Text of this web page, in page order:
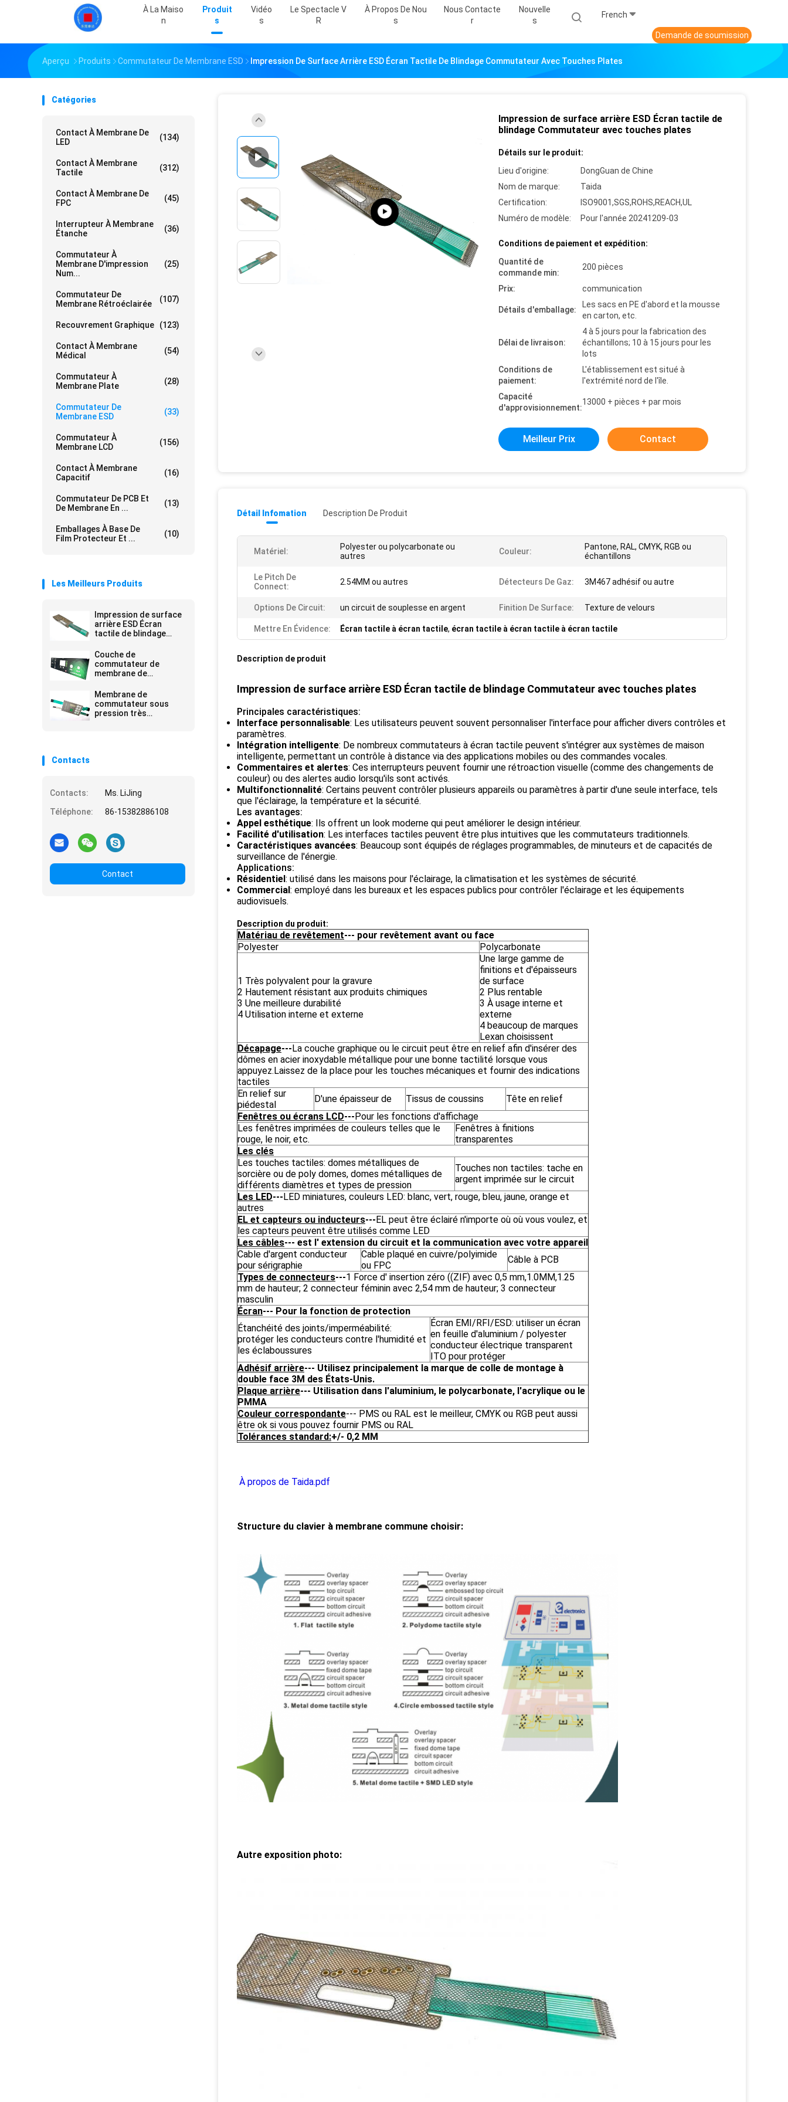
À La Maiso
N
Produit
S
Vidéo
S
Le Spectacle V
R
À Propos De Nou
S
Nous Contacte
R
Nouvelle
S
French
Demande de soumission
Aperçu Produits Commutateur De Membrane ESD Impression De Surface Arrière ESD Écran Tactile De Blindage Commutateur Avec Touches Plates
Catégories
Contact À Membrane De
LED
(134)
Contact À Membrane
Tactile
(312)
Contact À Membrane De
FPC
(45)
Interrupteur À Membrane
Étanche
(36)
Commutateur À
Membrane D'impression
Num...
(25)
Commutateur De
Membrane Rétroéclairée
(107)
Recouvrement Graphique (123)
Contact À Membrane
Médical
(54)
Commutateur À
Membrane Plate
(28)
Commutateur De
Membrane ESD
(33)
Commutateur À
Membrane LCD
(156)
Contact À Membrane
Capacitif
(16)
Commutateur De PCB Et
De Membrane En ...
(13)
Emballages À Base De
Film Protecteur Et ...
(10)
Les Meilleurs Produits
Impression de surface
arrière ESD Écran
tactile de blindage
touches plates
Couche de
commutateur de
membrane de
l'électricité statique en
PET pour clavier
d'ordinateur
Membrane de
commutateur sous
pression très
Contacts
Contacts:
Ms. LiJing
Téléphone:
86-15382886108
Contact
Impression de surface arrière ESD Écran tactile de
blindage Commutateur avec touches plates
Détails sur le produit:
Lieu d'origine:
DongGuan de Chine
Nom de marque:
Taida
Certification:
ISO9001,SGS,ROHS,REACH,UL
Numéro de modèle:
Pour l'année 20241209-03
Conditions de paiement et expédition:
Quantité de
commande min:
200 pièces
Prix: communication
Détails d'emballage:
Les sacs en PE d'abord et la mousse
en carton, etc.
Délai de livraison:
4 à 5 jours pour la fabrication des
échantillons; 10 à 15 jours pour les
lots
Conditions de
paiement:
L'établissement est situé à
l'extrémité nord de l'île.
Capacité
d'approvisionnement:
13000 + pièces + par mois
Meilleur Prix Contact
Détail Infomation Description De Produit
Matériel:
Polyester ou polycarbonate ou
autres
Couleur:
Pantone, RAL, CMYK, RGB ou
échantillons
Le Pitch De
Connect:
2.54MM ou autres Détecteurs De Gaz: 3M467 adhésif ou autre
Options De Circuit: un circuit de souplesse en argent Finition De Surface: Texture de velours
Mettre En Évidence: Écran tactile à écran tactile, écran tactile à écran tactile à écran tactile
Description de produit
Impression de surface arrière ESD Écran tactile de blindage Commutateur avec touches plates
Principales caractéristiques:
Interface personnalisable: Les utilisateurs peuvent souvent personnaliser l'interface pour afficher divers contrôles et
paramètres.
Intégration intelligente: De nombreux commutateurs à écran tactile peuvent s'intégrer aux systèmes de maison
intelligente, permettant un contrôle à distance via des applications mobiles ou des commandes vocales.
Commentaires et alertes: Ces interrupteurs peuvent fournir une rétroaction visuelle (comme des changements de
couleur) ou des alertes audio lorsqu'ils sont activés.
Multifonctionnalité: Certains peuvent contrôler plusieurs appareils ou paramètres à partir d'une seule interface, tels
que l'éclairage, la température et la sécurité.
Les avantages:
Appel esthétique: Ils offrent un look moderne qui peut améliorer le design intérieur.
Facilité d'utilisation: Les interfaces tactiles peuvent être plus intuitives que les commutateurs traditionnels.
Caractéristiques avancées: Beaucoup sont équipés de réglages programmables, de minuteurs et de capacités de
surveillance de l'énergie.
Applications:
Résidentiel : utilisé dans les maisons pour l'éclairage, la climatisation et les systèmes de sécurité.
Commercial : employé dans les bureaux et les espaces publics pour contrôler l'éclairage et les équipements
audiovisuels.
Description du produit:
Matériau de revêtement--- pour revêtement avant ou face
Polyester
Polycarbonate
1 Très polyvalent pour la gravure
2 Hautement résistant aux produits chimiques
3 Une meilleure durabilité
4 Utilisation interne et externe
Une large gamme de
finitions et d'épaisseurs
de surface
2 Plus rentable
3 À usage interne et
externe
4 beaucoup de marques
Lexan choisissent
Décapage--- La couche graphique ou le circuit peut être en relief afin d'insérer des
dômes en acier inoxydable métallique pour une bonne tactilité lorsque vous
appuyez.Laissez de la place pour les touches mécaniques et fournir des indications
tactiles
En relief sur
piédestal
D'une épaisseur de Tissus de coussins
Tête en relief
Fenêtres ou écrans LCD--- Pour les fonctions d'affichage
Les fenêtres imprimées de couleurs telles que le
rouge, le noir, etc.
Fenêtres à finitions
transparentes
Les clés
Les touches tactiles: domes métalliques de
sorcière ou de poly domes, domes métalliques de
différents diamètres et types de pression
Touches non tactiles: tache en
argent imprimée sur le circuit
Les LED--- LED miniatures, couleurs LED: blanc, vert, rouge, bleu, jaune, orange et
autres
EL et capteurs ou inducteurs--- EL peut être éclairé n'importe où où vous voulez, et
les capteurs peuvent être utilisés comme LED
Les câbles--- est l' extension du circuit et la communication avec votre appareil
Cable d'argent conducteur
pour sérigraphie
Cable plaqué en cuivre/polyimide
ou FPC
Câble à PCB
Types de connecteurs---1 Force d' insertion zéro ((ZIF) avec 0,5 mm,1.0MM,1.25
mm de hauteur; 2 connecteur féminin avec 2,54 mm de hauteur; 3 connecteur
masculin
Écran--- Pour la fonction de protection
Étanchéité des joints/imperméabilité:
protéger les conducteurs contre l'humidité et
les éclaboussures
Écran EMI/RFI/ESD: utiliser un écran
en feuille d'aluminium / polyester
conducteur électrique transparent
ITO pour protéger
Adhésif arrière--- Utilisez principalement la marque de colle de montage à
double face 3M des États-Unis.
Plaque arrière--- Utilisation dans l'aluminium, le polycarbonate, l'acrylique ou le
PMMA
Couleur correspondante--- PMS ou RAL est le meilleur, CMYK ou RGB peut aussi
être ok si vous pouvez fournir PMS ou RAL
Tolérances standard:+/- 0,2 MM
À propos de Taida.pdf
Structure du clavier à membrane commune choisir:
Autre exposition photo: